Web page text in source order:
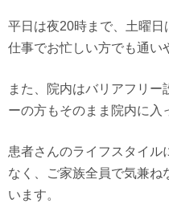
平日は夜20時まで、土曜
仕事でお忙しい方でも通い
また、院内はバリアフリー
ーの方もそのまま院内に入
患者さんのライフスタイル
なく、ご家族全員で気兼ね
います。